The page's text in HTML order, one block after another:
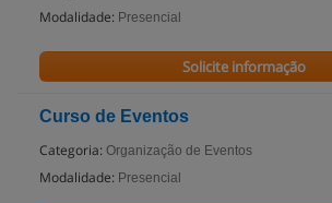
Modalidade: Presencial
Solicite informação
Curso de Eventos
Categoria: Organização de Eventos
Modalidade: Presencial